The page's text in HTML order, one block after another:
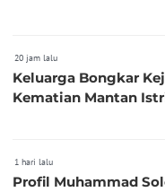
20 jam lalu
Keluarga Bongkar
Kematian Mantan
1 hari lalu
Profil Muhammad